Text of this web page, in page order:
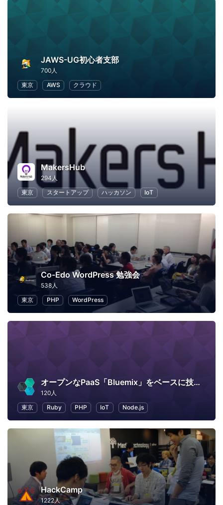
JAWS-UG初心者支部
700人
東京
AWS クラウド
MakersHub
294人
東京
スタートアップ ハッカソン IoT
Co-Edo WordPress 勉強会
538人
東京
PHP WordPress
オープンなPaaS「Bluemix」をベースに技術情報交換
120人
東京
Ruby PHP IoT Node.js
HackCamp
1222人